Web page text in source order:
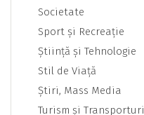
Societate
Sport şi Recreaţie
Ştiinţă şi Tehnologie
Stil de Viaţă
Ştiri, Mass Media
Turism şi Transporturi